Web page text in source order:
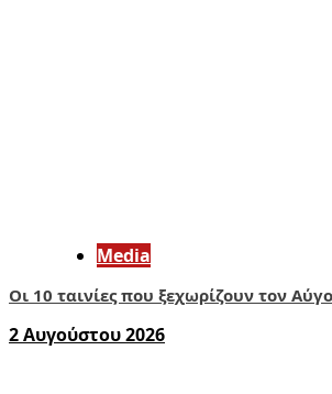
Media
Οι 10 ταινίες που ξεχωρίζουν τον
2 Αυγούστου 2026